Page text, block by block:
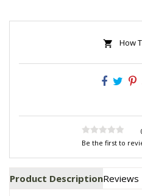
How
Be the first to
Product DescriptionReviews